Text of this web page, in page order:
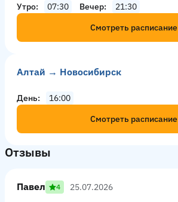
Утро 07:30 Вечер
21:30
Смотреть расписание
Алтай → Новосибирск
День
16:00
Смотреть расписание
Отзывы
Павел 4 25.07.2026